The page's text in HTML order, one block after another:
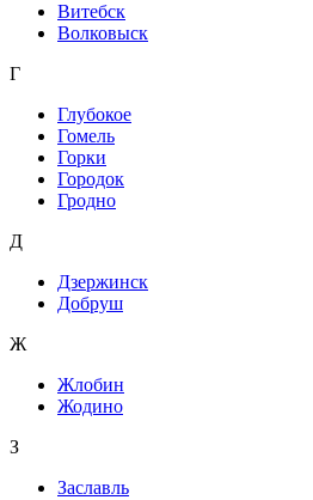
Витебск
Волковыск
Г
Глубокое
Гомель
Горки
Городок
Гродно
Д
Дзержинск
Добруш
Ж
Жлобин
Жодино
З
Заславль